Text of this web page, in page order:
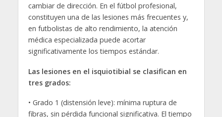
cambiar de dirección. En el fútbol profesional,
constituyen una de las lesiones más frecuentes y,
en futbolistas de alto rendimiento, la atención
médica especializada puede acortar
significativamente los tiempos estándar.
Las lesiones en el isquiotibial se clasifican en
tres grados:
• Grado 1 (distensión leve): mínima ruptura de
fibras, sin pérdida funcional significativa. El tiempo